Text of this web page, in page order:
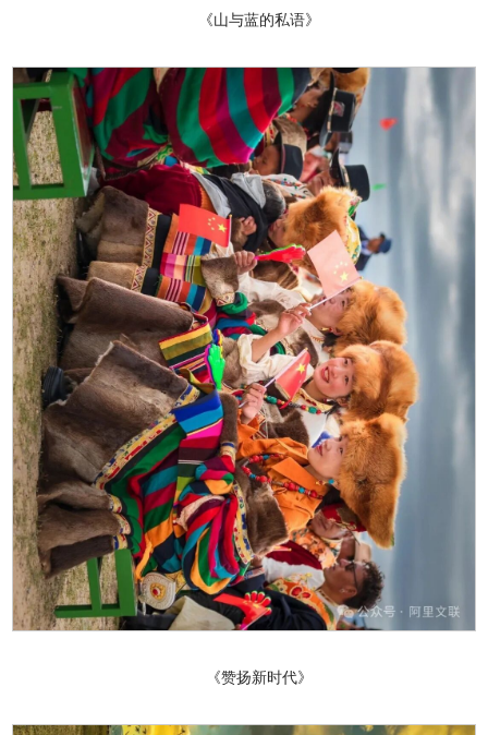
《山与蓝的私语》
《赞扬新时代》